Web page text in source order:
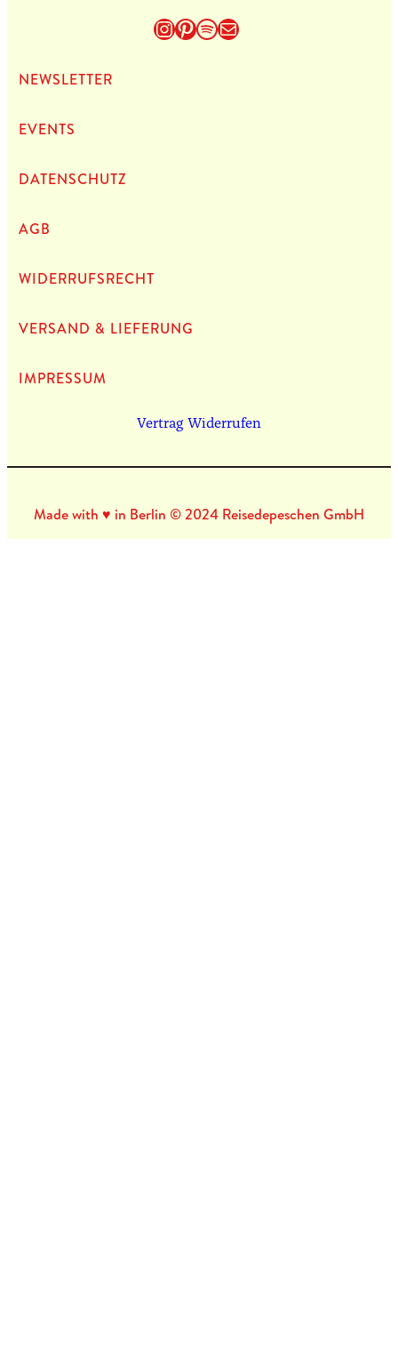
Instagram
Pinterest
Spotify
E-Mail
NEWS­LET­TER
EVENTS
DATEN­SCHUTZ
AGB
WIDERRUFSRECHT
VERSAND & LIEFERUNG
IMPRES­SUM
Vertrag Widerrufen
Made with ♥ in Berlin © 2024 Reisedepeschen GmbH